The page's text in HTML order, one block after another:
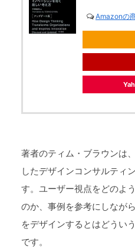
Amazonの
著者のティム・ブラウンは
したデザインコンサルティ
す。ユーザー視点をどのよ
のか、事例を参考にしなが
をデザインするとはどうい
です。